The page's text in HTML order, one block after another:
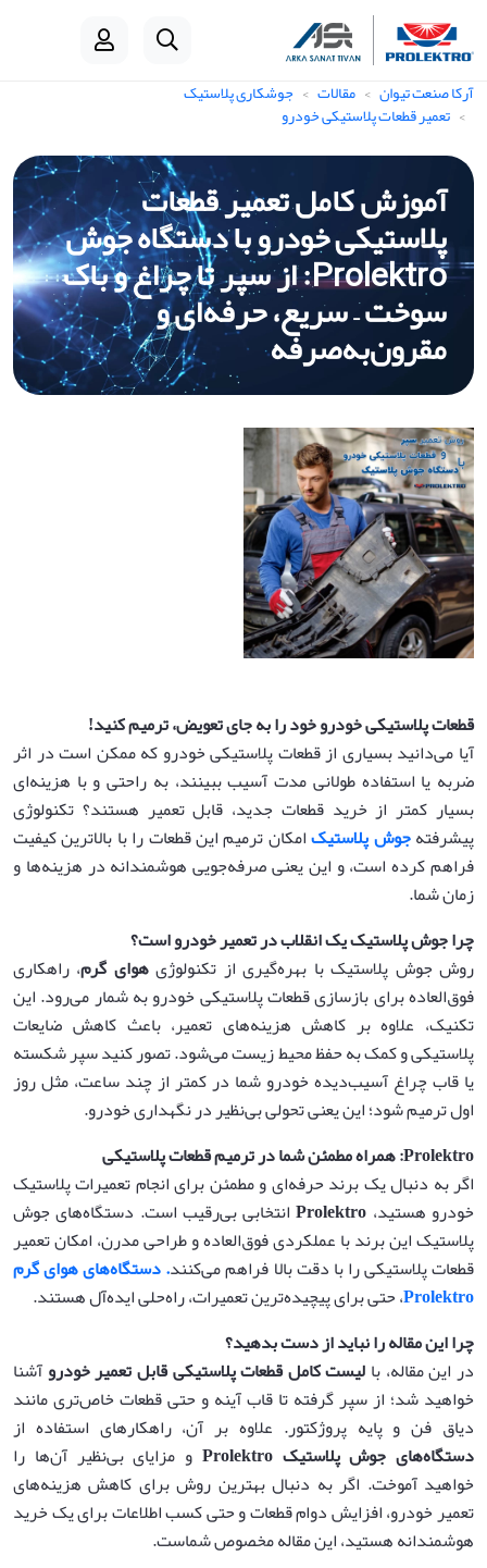
آرکا صنعت تیوان مقالات جوشکاری پلاستیک
تعمیر قطعات پلاستیکی خودرو
آموزش کامل تعمیر قطعات
پلاستیکی خودرو با دستگاه جوش
Prolektro: از سپر تا چراغ و باک
سوخت – سریع، حرفه‌ای و
مقرون‌به‌صرفه
قطعات پلاستیکی خودرو خود را به جای تعویض، ترمیم کنید!
آیا می‌دانید بسیاری از قطعات پلاستیکی خودرو که ممکن است در اثر
ضربه یا استفاده طولانی مدت آسیب ببینند، به راحتی و با هزینه‌ای
بسیار کمتر از خرید قطعات جدید، قابل تعمیر هستند؟ تکنولوژی
پیشرفتهجوش پلاستیکامکان ترمیم این قطعات را با بالاترین کیفیت
فراهم کرده است، و این یعنی صرفه‌جویی هوشمندانه در هزینه‌ها و
زمان شما.
چرا جوش پلاستیک یک انقلاب در تعمیر خودرو است؟
روش جوش پلاستیک با بهره‌گیری از تکنولوژیهوای گرم، راهکاری
فوق‌العاده برای بازسازی قطعات پلاستیکی خودرو به شمار می‌رود. این
تکنیک، علاوه بر کاهش هزینه‌های تعمیر، باعث کاهش ضایعات
پلاستیکی و کمک به حفظ محیط زیست می‌شود. تصور کنید سپر شکسته
یا قاب چراغ آسیب‌دیده خودرو شما در کمتر از چند ساعت، مثل روز
اول ترمیم شود؛ این یعنی تحولی بی‌نظیر در نگهداری خودرو.
Prolektro: همراه مطمئن شما در ترمیم قطعات پلاستیکی
اگر به دنبال یک برند حرفه‌ای و مطمئن برای انجام تعمیرات پلاستیک
خودرو هستید، Prolektroانتخابی بی‌رقیب است. دستگاه‌های جوش
پلاستیک این برند با عملکردی فوق‌العاده و طراحی مدرن، امکان تعمیر
قطعات پلاستیکی را با دقت بالا فراهم می‌کنند. دستگاه‌های هوای گرم
Prolektro، حتی برای پیچیده‌ترین تعمیرات، راه‌حلی ایده‌آل هستند.
چرا این مقاله را نباید از دست بدهید؟
در این مقاله، بالیست کامل قطعات پلاستیکی قابل تعمیر خودروآشنا
خواهید شد؛ از سپر گرفته تا قاب آینه و حتی قطعات خاص‌تری مانند
دیاق فن و پایه پروژکتور. علاوه بر آن، راهکارهای استفاده از
دستگاه‌های جوش پلاستیک Prolektro
و مزایای بی‌نظیر آن‌ها را
خواهید آموخت. اگر به دنبال بهترین روش برای کاهش هزینه‌های
تعمیر خودرو، افزایش دوام قطعات و حتی کسب اطلاعات برای یک خرید
هوشمندانه هستید، این مقاله مخصوص شماست.